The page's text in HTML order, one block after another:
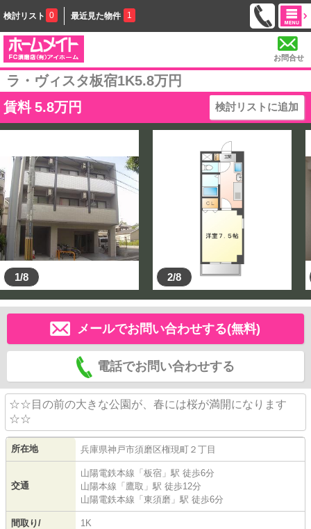
検討リスト 0 最近見た物件 1
お問合せ
ラ・ヴィスタ板宿1K5.8万円
賃料 5.8万円 検討リストに追加
1/8 2/8
メールでお問い合わせする(無料)
電話でお問い合わせする
☆☆目の前の大きな公園が、春には桜が満開になります
☆☆
所在地 兵庫県神戸市須磨区権現町 ２丁目
交通
山陽電鉄本線 「 板宿 」駅 徒歩6分
山陽本線 「 鷹取 」駅 徒歩12分
山陽電鉄本線 「 東須磨 」駅 徒歩6分
間取り/
1K